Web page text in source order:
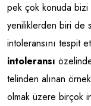
pek çok konuda bizi
yeniliklerden biri de
intoleransını tespit
intoleransı
telinden alınan
olmak üzere birçok